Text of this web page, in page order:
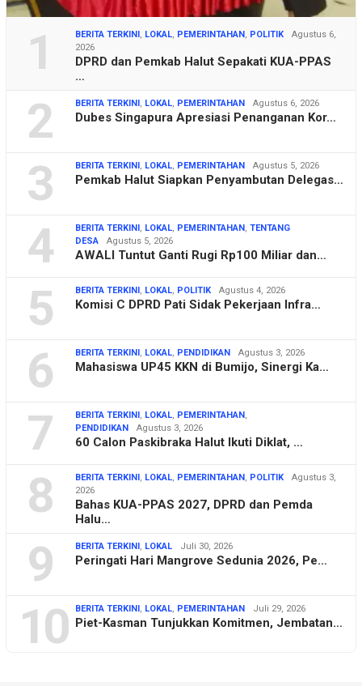
1 BERITA TERKINI, LOKAL, PEMERINTAHAN, POLITIK
Agustus 6,
2026
DPRD dan Pemkab Halut Sepakati KUA-PPAS
…
2 BERITA TERKINI, LOKAL, PEMERINTAHAN Agustus 6, 2026
Dubes Singapura Apresiasi Penanganan Kor…
3 BERITA TERKINI, LOKAL, PEMERINTAHAN Agustus 5, 2026
Pemkab Halut Siapkan Penyambutan Delegas…
4 BERITA TERKINI, LOKAL, PEMERINTAHAN, TENTANG
DESA
Agustus 5, 2026
AWALI Tuntut Ganti Rugi Rp100 Miliar dan…
5 BERITA TERKINI, LOKAL, POLITIK Agustus 4, 2026
Komisi C DPRD Pati Sidak Pekerjaan Infra…
6 BERITA TERKINI, LOKAL, PENDIDIKAN Agustus 3, 2026
Mahasiswa UP45 KKN di Bumijo, Sinergi Ka…
7 BERITA TERKINI, LOKAL, PEMERINTAHAN,
PENDIDIKAN
Agustus 3, 2026
60 Calon Paskibraka Halut Ikuti Diklat, …
8 BERITA TERKINI, LOKAL, PEMERINTAHAN, POLITIK
Agustus 3,
2026
Bahas KUA-PPAS 2027, DPRD dan Pemda
Halu…
9 BERITA TERKINI, LOKAL Juli 30, 2026
Peringati Hari Mangrove Sedunia 2026, Pe…
10 BERITA TERKINI, LOKAL, PEMERINTAHAN Juli 29, 2026
Piet-Kasman Tunjukkan Komitmen, Jembatan…